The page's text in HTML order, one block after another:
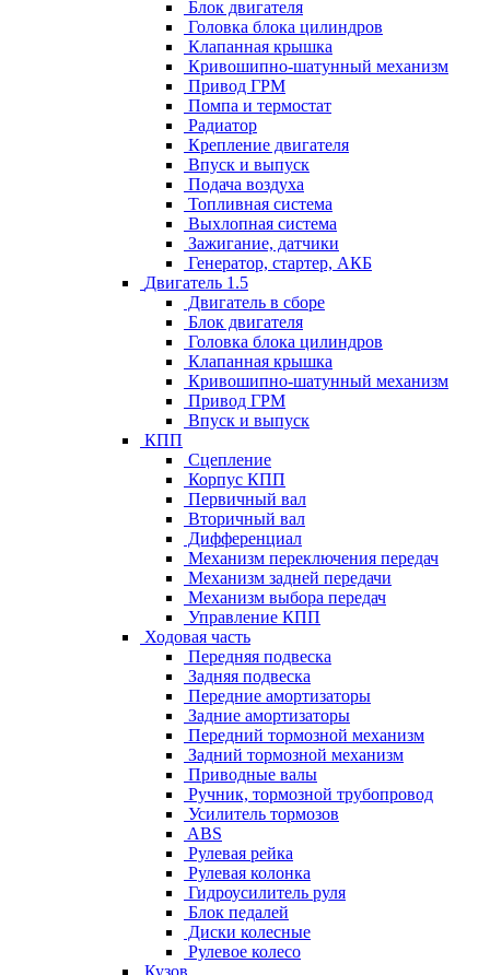
Блок двигателя
Головка блока цилиндров
Клапанная крышка
Кривошипно-шатунный механизм
Привод ГРМ
Помпа и термостат
Радиатор
Крепление двигателя
Впуск и выпуск
Подача воздуха
Топливная система
Выхлопная система
Зажигание, датчики
Генератор, стартер, АКБ
Двигатель 1.5
Двигатель в сборе
Блок двигателя
Головка блока цилиндров
Клапанная крышка
Кривошипно-шатунный механизм
Привод ГРМ
Впуск и выпуск
КПП
Сцепление
Корпус КПП
Первичный вал
Вторичный вал
Дифференциал
Механизм переключения передач
Механизм задней передачи
Механизм выбора передач
Управление КПП
Ходовая часть
Передняя подвеска
Задняя подвеска
Передние амортизаторы
Задние амортизаторы
Передний тормозной механизм
Задний тормозной механизм
Приводные валы
Ручник, тормозной трубопровод
Усилитель тормозов
ABS
Рулевая рейка
Рулевая колонка
Гидроусилитель руля
Блок педалей
Диски колесные
Рулевое колесо
Кузов